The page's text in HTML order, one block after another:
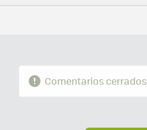
FACEBOOK
TWITTERFLIPBOARD
E-
WHATSAPP
Comentarios cerrados